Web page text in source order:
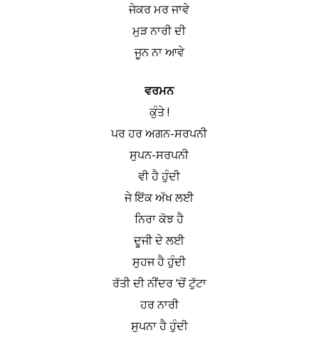
ਜੇਕਰ ਮਰ ਜਾਵੇ
ਮੁੜ ਨਾਰੀ ਦੀ
ਜੂਨ ਨਾ ਆਵੇ
ਵਰਮਨ
ਕੁੰਤੇ !
ਪਰ ਹਰ ਅਗਨ-ਸਰਪਨੀ
ਸੁਪਨ-ਸਰਪਨੀ
ਵੀ ਹੈ ਹੁੰਦੀ
ਜੇ ਇੱਕ ਅੱਖ ਲਈ
ਨਿਰਾ ਕੋਝ ਹੈ
ਦੂਜੀ ਦੇ ਲਈ
ਸੁਹਜ ਹੈ ਹੁੰਦੀ
ਰੱਤੀ ਦੀ ਨੀਂਦਰ ‘ਚੋਂ ਟੁੱਟਾ
ਹਰ ਨਾਰੀ
ਸੁਪਨਾ ਹੈ ਹੁੰਦੀ